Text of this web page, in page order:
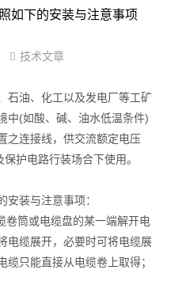
如下的安装与注意事项
技术文章
石油、化工以及发电厂等工矿
中(如酸、碱、油水低温条件)
之连接线，供交流额定电压
护电路行装场合下使用。
安装与注意事项：
卷筒或电缆盘的某一端解开电
电缆展开，必要时可将电缆展
只能直接从电缆卷上取得；